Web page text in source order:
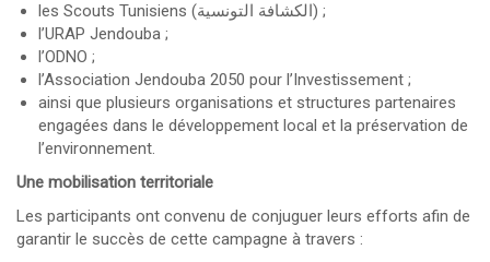
les Scouts Tunisiens (الكشافة التونسية) ;
l’URAP Jendouba ;
l’ODNO ;
l’Association Jendouba 2050 pour l’Investissement ;
ainsi que plusieurs organisations et structures partenaires
engagées dans le développement local et la préservation de
l’environnement.
Une mobilisation territoriale
Les participants ont convenu de conjuguer leurs efforts afin de
garantir le succès de cette campagne à travers :